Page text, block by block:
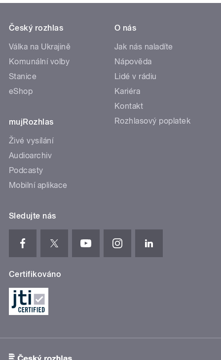
Český rozhlas
Válka na Ukrajině
Komunální volby
Stanice
eShop
mujRozhlas
Živé vysílání
Audioarchiv
Podcasty
Mobilní aplikace
O nás
Jak nás naladíte
Nápověda
Lidé v rádiu
Kariéra
Kontakt
Rozhlasový poplatek
Sledujte nás
Certifikováno